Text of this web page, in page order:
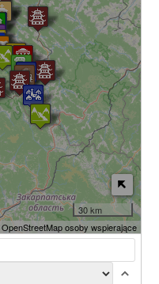
30 km
OpenStreetMap osoby wspierające